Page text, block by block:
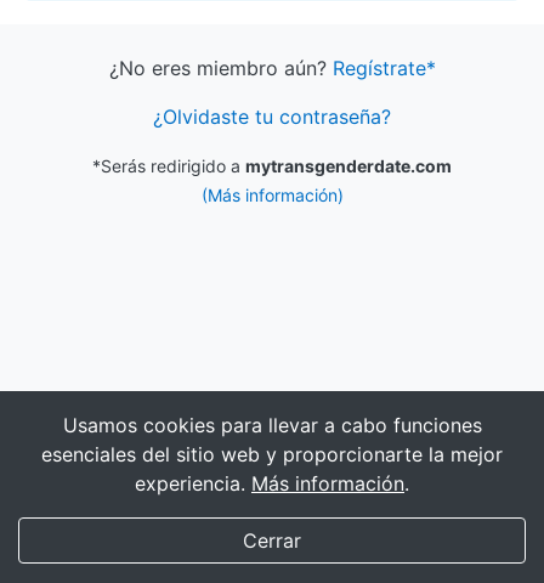
¿No eres miembro aún? Regístrate*
¿Olvidaste tu contraseña?
*Serás redirigido a mytransgenderdate.com
(Más información)
Usamos cookies para llevar a cabo funciones
esenciales del sitio web y proporcionarte la mejor
experiencia. Más información.
Cerrar
¡Descarga la aplicación!